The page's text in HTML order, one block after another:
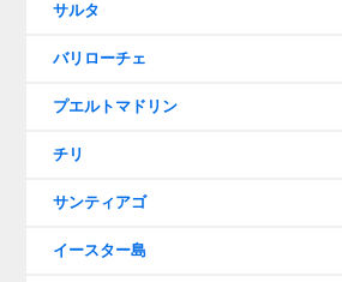
サルタ
バリローチェ
プエルトマドリン
チリ
サンティアゴ
イースター島